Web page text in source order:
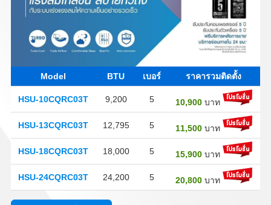
Model BTU เบอร์ ราคารวมติดตั้ง
HSU-10CQRC03T 9,200 5 10,900บาท
HSU-13CQRC03T 12,795 5 11,500บาท
HSU-18CQRC03T 18,000 5 15,900บาท
HSU-24CQRC03T 24,200 5 20,800บาท